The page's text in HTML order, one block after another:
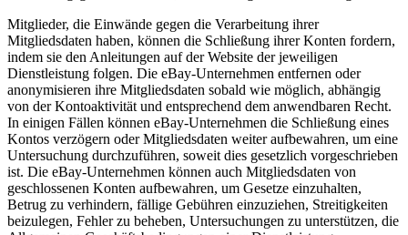
Mitglieder, die Einwände gegen die Verarbeitung ihrer
Mitgliedsdaten haben, können die Schließung ihrer Konten fordern,
indem sie den Anleitungen auf der Website der jeweiligen
Dienstleistung folgen. Die eBay-Unternehmen entfernen oder
anonymisieren ihre Mitgliedsdaten sobald wie möglich, abhängig
von der Kontoaktivität und entsprechend dem anwendbaren Recht.
In einigen Fällen können eBay-Unternehmen die Schließung eines
Kontos verzögern oder Mitgliedsdaten weiter aufbewahren, um eine
Untersuchung durchzuführen, soweit dies gesetzlich vorgeschrieben
ist. Die eBay-Unternehmen können auch Mitgliedsdaten von
geschlossenen Konten aufbewahren, um Gesetze einzuhalten,
Betrug zu verhindern, fällige Gebühren einzuziehen, Streitigkeiten
beizulegen, Fehler zu beheben, Untersuchungen zu unterstützen, die